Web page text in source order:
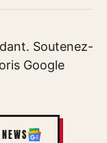
Soutenez-
Google